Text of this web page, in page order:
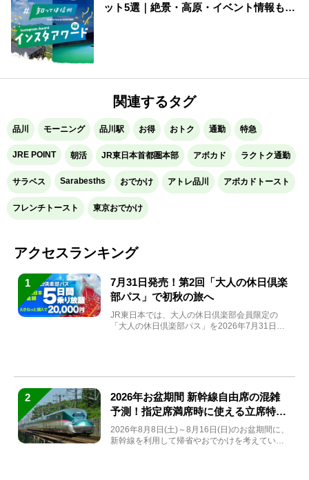
ット5選｜絶景・高原・イベント情報も紹
関連するタグ
品川 モーニング 品川駅 お得 おトク 通勤 特急
JRE POINT 朝活 JR東日本首都圏本部 アボカド ラクトク通勤
サラベス Sarabesths おでかけ アトレ品川 アボカドトースト
フレンチトースト 東京おでかけ
アクセスランキング
1
7月31日発売！第2回「大人の休日倶楽
部パス」で初秋の旅へ
JR東日本では、大人の休日倶楽部会員限定の
「大人の休日倶楽部パス」を2026年7月31日
2
2026年お盆期間 新幹線自由席の混雑
予測！指定席満席時に使える立席特急
券も解説
2026年8月8日(土)～8月16日(日)のお盆期間に、
新幹線を利用して帰省やおでかけを考えている